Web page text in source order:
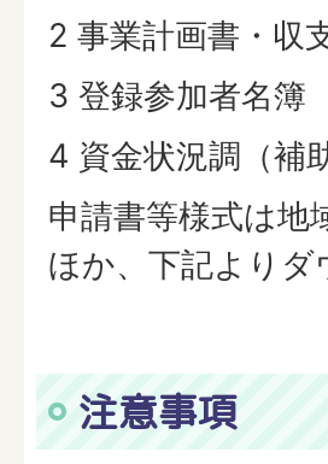
2 事業計画書・収
3 登録参加者名簿
4 資金状況調（補
申請書等様式は地
ほか、下記より
注意事項